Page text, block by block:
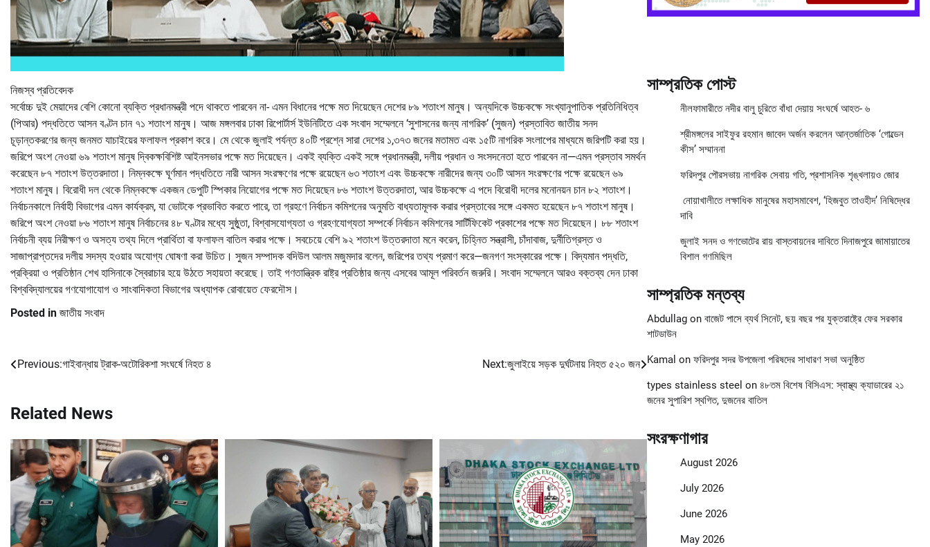
নিজস্ব প্রতিবেদক
সর্বোচ্চ দুই মেয়াদের বেশি কোনো ব্যক্তি প্রধানমন্ত্রী পদে থাকতে পারবেন না- এমন বিধানের পক্ষে মত দিয়েছেন দেশের ৮৯ শতাংশ মানুষ। অন্যদিকে উচ্চকক্ষে সংখ্যানুপাতিক প্রতিনিধিত্ব
(পিআর) পদ্ধতিতে আসন বণ্টন চান ৭১ শতাংশ মানুষ। আজ মঙ্গলবার ঢাকা রিপোর্টার্স ইউনিটিতে এক সংবাদ সম্মেলনে ‘সুশাসনের জন্য নাগরিক’ (সুজন) প্রস্তাবিত জাতীয় সনদ
চূড়ান্তকরণের জন্য জনমত যাচাইয়ের ফলাফল প্রকাশ করে। মে থেকে জুলাই পর্যন্ত ৪০টি প্রশ্নে সারা দেশের ১,৩৭৩ জনের মতামত এবং ১৫টি নাগরিক সংলাপের মাধ্যমে জরিপটি করা হয়।
জরিপে অংশ নেওয়া ৬৯ শতাংশ মানুষ দ্বিকক্ষবিশিষ্ট আইনসভার পক্ষে মত দিয়েছেন। একই ব্যক্তি একই সঙ্গে প্রধানমন্ত্রী, দলীয় প্রধান ও সংসদনেতা হতে পারবেন না—এমন প্রস্তাব সমর্থন
করেছেন ৮৭ শতাংশ উত্তরদাতা। নিম্নকক্ষে ঘূর্ণমান পদ্ধতিতে নারী আসন সংরক্ষণের পক্ষে রয়েছেন ৬৩ শতাংশ এবং উচ্চকক্ষে নারীদের জন্য ৩০টি আসন সংরক্ষণের পক্ষে রয়েছেন ৬৯
শতাংশ মানুষ। বিরোধী দল থেকে নিম্নকক্ষে একজন ডেপুটি স্পিকার নিয়োগের পক্ষে মত দিয়েছেন ৮৬ শতাংশ উত্তরদাতা, আর উচ্চকক্ষে এ পদে বিরোধী দলের মনোনয়ন চান ৮২ শতাংশ।
নির্বাচনকালে নির্বাহী বিভাগের এমন কার্যক্রম, যা ভোটকে প্রভাবিত করতে পারে, তা গ্রহণে নির্বাচন কমিশনের অনুমতি বাধ্যতামূলক করার প্রস্তাবের সঙ্গে একমত হয়েছেন ৮৭ শতাংশ মানুষ।
জরিপে অংশ নেওয়া ৮৬ শতাংশ মানুষ নির্বাচনের ৪৮ ঘণ্টার মধ্যে সুষ্ঠুতা, বিশ্বাসযোগ্যতা ও গ্রহণযোগ্যতা সম্পর্কে নির্বাচন কমিশনের সার্টিফিকেট প্রকাশের পক্ষে মত দিয়েছেন। ৮৮ শতাংশ
নির্বাচনী ব্যয় নিরীক্ষণ ও অসত্য তথ্য দিলে প্রার্থিতা বা ফলাফল বাতিল করার পক্ষে। সবচেয়ে বেশি ৯২ শতাংশ উত্তরদাতা মনে করেন, চিহ্নিত সন্ত্রাসী, চাঁদাবাজ, দুর্নীতিগ্রস্ত ও
সাজাপ্রাপ্তদের দলীয় সদস্য হওয়ার অযোগ্য ঘোষণা করা উচিত। সুজন সম্পাদক বদিউল আলম মজুমদার বলেন, জরিপের তথ্য প্রমাণ করে—জনগণ সংস্কারের পক্ষে। বিদ্যমান পদ্ধতি,
প্রক্রিয়া ও প্রতিষ্ঠান শেখ হাসিনাকে স্বৈরাচার হয়ে উঠতে সহায়তা করেছে। তাই গণতান্ত্রিক রাষ্ট্র প্রতিষ্ঠার জন্য এসবের আমূল পরিবর্তন জরুরি। সংবাদ সম্মেলনে আরও বক্তব্য দেন ঢাকা
বিশ্ববিদ্যালয়ের গণযোগাযোগ ও সাংবাদিকতা বিভাগের অধ্যাপক রোবায়েত ফেরদৌস।
Posted in জাতীয় সংবাদ
Post
Previous:গাইবান্ধায় ট্রাক-অটোরিকশা সংঘর্ষে নিহত ৪ Next:জুলাইয়ে সড়ক দুর্ঘটনায় নিহত ৫২০ জন
Related News
সাম্প্রতিক পোস্ট
নীলফামারীতে নদীর বালু চুরিতে বাঁধা দেয়ায় সংঘর্ষে আহত- ৬
শ্রীমঙ্গলের সাইফুর রহমান জাবেদ অর্জন করলেন আন্তর্জাতিক ‘গোল্ডেন
কীস’ সম্মাননা
ফরিদপুর পৌরসভায় নাগরিক সেবায় গতি, প্রশাসনিক শৃঙ্খলায়ও জোর
নোয়াখালীতে লক্ষাধিক মানুষের মহাসমাবেশ, ‘হিজবুত তাওহীদ’ নিষিদ্ধের
দাবি
জুলাই সনদ ও গণভোটের রায় বাস্তবায়নের দাবিতে দিনাজপুরে জামায়াতের
বিশাল গণমিছিল
সাম্প্রতিক মন্তব্য
Abdullagon বাজেট পাসে ব্যর্থ সিনেট, ছয় বছর পর যুক্তরাষ্ট্রে ফের সরকার
শাটডাউন
Kamal on ফরিদপুর সদর উপজেলা পরিষদের সাধারণ সভা অনুষ্ঠিত
types stainless steel on ৪৮তম বিশেষ বিসিএস: স্বাস্থ্য ক্যাডারের ২১
জনের সুপারিশ স্থগিত, দুজনের বাতিল
সংরক্ষণাগার
August 2026
July 2026
June 2026
May 2026